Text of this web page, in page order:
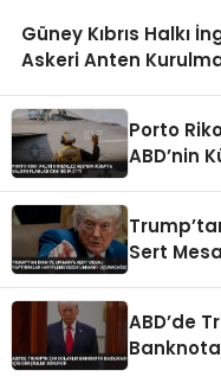
Güney Kıbrıs Halkı
Askeri Anten
Porto
ABD’nin
Sert
ABD’de
Banknota